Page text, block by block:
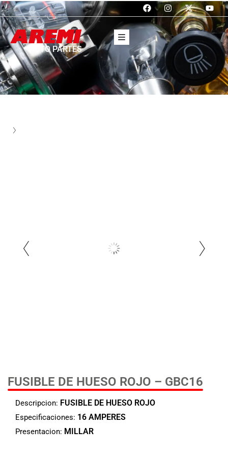
AUTO PARTES
FUSIBLE DE HUESO ROJO – GBC16
Descripcion: FUSIBLE DE HUESO ROJO
Especificaciones: 16 AMPERES
Presentacion: MILLAR